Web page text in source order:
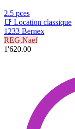
2.5 pces
📑 Location classique
1233 Bernex
REG.Naef
1'620.00